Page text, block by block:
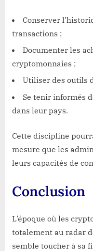
Conserver
transactions ;
Documenter les
cryptomonnaies ;
Utiliser des outils
Se tenir informés
dans leur pays.
Cette discipline
mesure que les
leurs capacités de
Conclusion
L’époque où les
totalement au radar
semble toucher à sa